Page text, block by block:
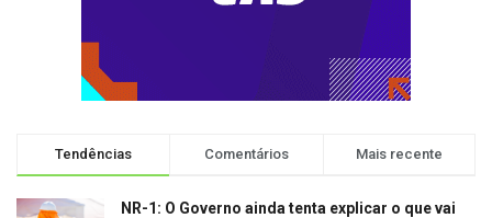
Tendências Comentários Mais recente
NR-1: O Governo ainda tenta explicar o que vai